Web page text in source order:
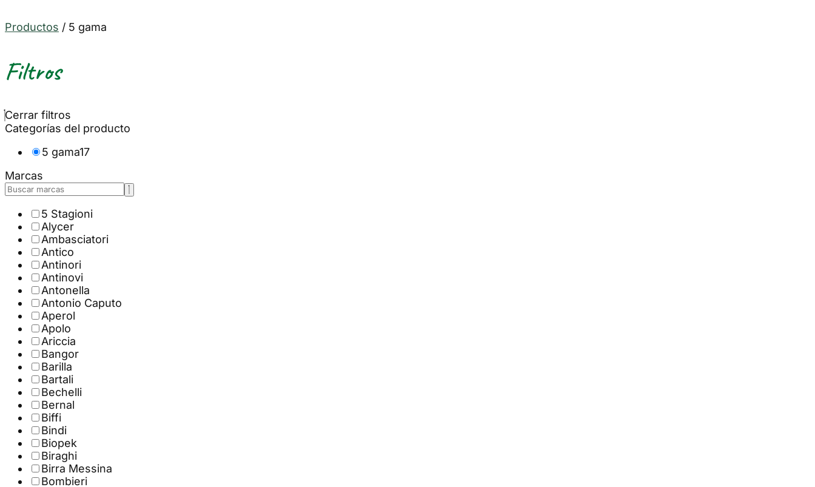
Productos / 5 gama
Filtros
Cerrar filtros
Categorías del producto
5 gama17
Marcas
5 Stagioni
Alycer
Ambasciatori
Antico
Antinori
Antinovi
Antonella
Antonio Caputo
Aperol
Apolo
Ariccia
Bangor
Barilla
Bartali
Bechelli
Bernal
Biffi
Bindi
Biopek
Biraghi
Birra Messina
Bombieri